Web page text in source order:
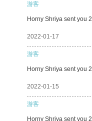
游客
Horny Shriya sent you 2
2022-01-17
游客
Horny Shriya sent you 2
2022-01-15
游客
Horny Shriya sent you 2